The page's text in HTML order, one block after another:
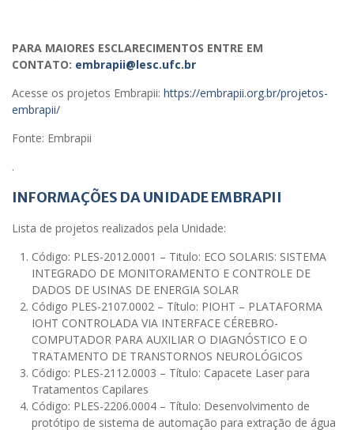
PARA MAIORES ESCLARECIMENTOS ENTRE EM
CONTATO: embrapii@lesc.ufc.br
Acesse os projetos Embrapii: https://embrapii.org.br/projetos-
embrapii/
Fonte: Embrapii
.
INFORMAÇÕES DA UNIDADE EMBRAPII
Lista de projetos realizados pela Unidade:
Código: PLES-2012.0001 – Titulo: ECO SOLARIS: SISTEMA
INTEGRADO DE MONITORAMENTO E CONTROLE DE
DADOS DE USINAS DE ENERGIA SOLAR
Código PLES-2107.0002 – Título: PIOHT – PLATAFORMA
IOHT CONTROLADA VIA INTERFACE CÉREBRO-
COMPUTADOR PARA AUXILIAR O DIAGNÓSTICO E O
TRATAMENTO DE TRANSTORNOS NEUROLÓGICOS
Código: PLES-2112.0003 – Título: Capacete Laser para
Tratamentos Capilares
Código: PLES-2206.0004 – Título: Desenvolvimento de
protótipo de sistema de automação para extração de água